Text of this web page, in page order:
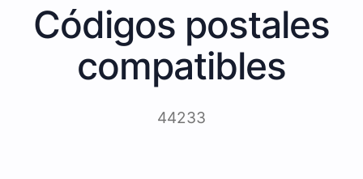
Códigos postales
compatibles
44233